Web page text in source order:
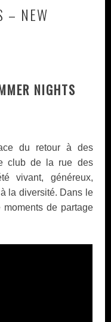
– NEW
NIGHTS
du retour à des
club de la rue des
vivant, généreux,
la diversité. Dans le
de partage